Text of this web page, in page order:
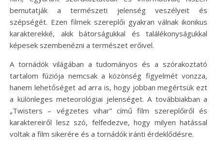
bemutatják a természeti jelenség veszélyeit és
szépségét. Ezen filmek szereplői gyakran válnak ikonikus
karakterekké, akik bátorságukkal és találékonyságukkal
képesek szembenézni a természet erőivel.
A tornádók világában a tudományos és a szórakoztató
tartalom fúziója nemcsak a közönség figyelmét vonzza,
hanem lehetőséget ad arra is, hogy jobban megértsük ezt
a különleges meteorológiai jelenséget. A továbbiakban a
„Twisters – végzetes vihar” című film szereplőiről és
karaktereiről lesz szó, felfedezve, hogy milyen hatással
voltak a film sikerére és a tornádók iránti érdeklődésre.